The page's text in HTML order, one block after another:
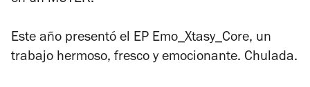
Este año presentó el EP Emo_Xtasy_Core, un
trabajo hermoso, fresco y emocionante. Chulada.